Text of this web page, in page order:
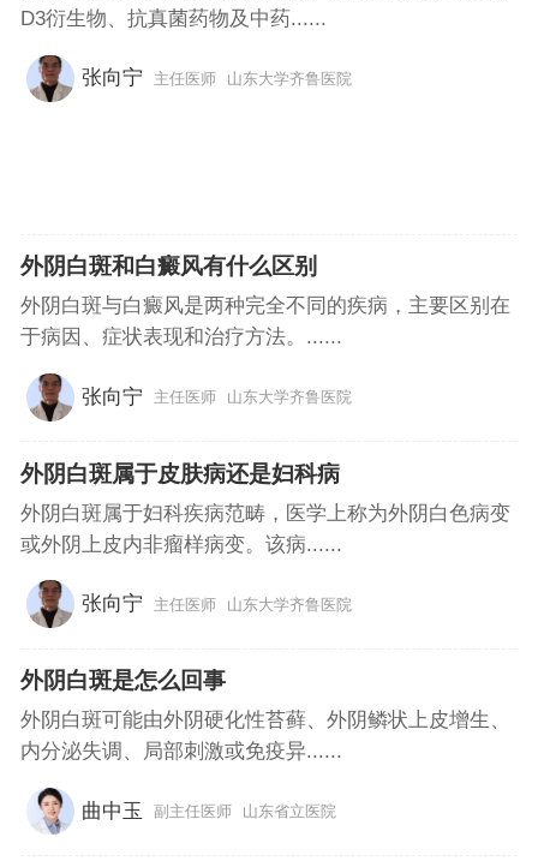
D3衍生物、抗真菌药物及中药......
张向宁 主任医师 山东大学齐鲁医院
外阴白斑和白癜风有什么区别
外阴白斑与白癜风是两种完全不同的疾病，主要区别在
于病因、症状表现和治疗方法。......
张向宁 主任医师 山东大学齐鲁医院
外阴白斑属于皮肤病还是妇科病
外阴白斑属于妇科疾病范畴，医学上称为外阴白色病变
或外阴上皮内非瘤样病变。该病......
张向宁 主任医师 山东大学齐鲁医院
外阴白斑是怎么回事
外阴白斑可能由外阴硬化性苔藓、外阴鳞状上皮增生、
内分泌失调、局部刺激或免疫异......
曲中玉 副主任医师 山东省立医院